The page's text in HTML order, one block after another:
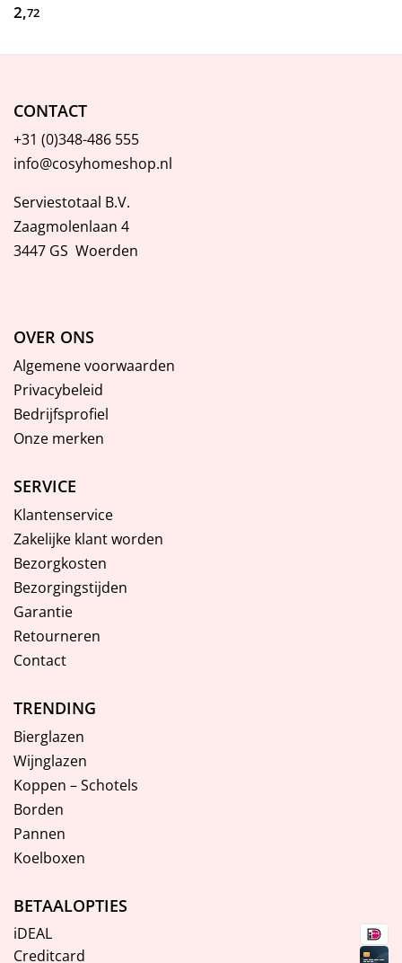
2,72
CONTACT
+31 (0)348-486 555
info@cosyhomeshop.nl
Serviestotaal B.V.
Zaagmolenlaan 4
3447 GS Woerden
OVER ONS
Algemene voorwaarden
Privacybeleid
Bedrijfsprofiel
Onze merken
SERVICE
Klantenservice
Zakelijke klant worden
Bezorgkosten
Bezorgingstijden
Garantie
Retourneren
Contact
TRENDING
Bierglazen
Wijnglazen
Koppen – Schotels
Borden
Pannen
Koelboxen
BETAALOPTIES
iDEAL
Creditcard